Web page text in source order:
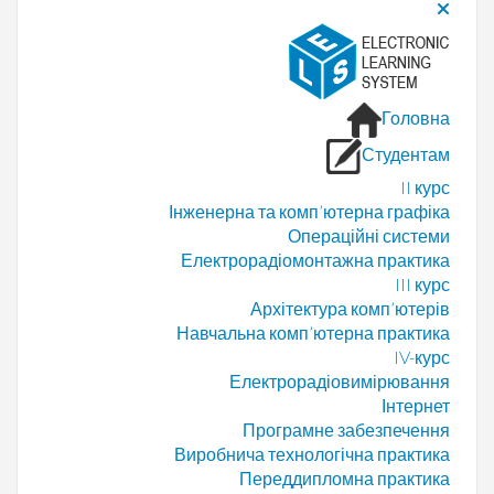
Головна
Студентам
II курс
Інженерна та комп’ютерна графіка
Операційні системи
Електрорадіомонтажна практика
III курс
Архітектура комп’ютерів
Навчальна комп’ютерна практика
IV-курс
Електрорадіовимірювання
Інтернет
Програмне забезпечення
Виробнича технологічна практика
Переддипломна практика